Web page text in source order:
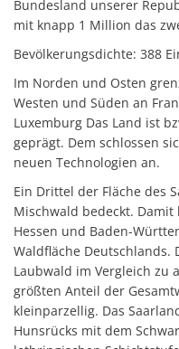
Bundesland unserer
mit knapp 1 Million das
Bevölkerungsdichte: 388
Im Norden und Osten
Westen und Süden an
Luxemburg Das Land ist
geprägt. Dem schlossen
neuen Technologien an.
Ein Drittel der Fläche des
Mischwald bedeckt.
Hessen und Baden-
Waldfläche
Laubwald im Vergleich zu
größten Anteil der
kleinparzellig. Das
Hunsrücks mit dem